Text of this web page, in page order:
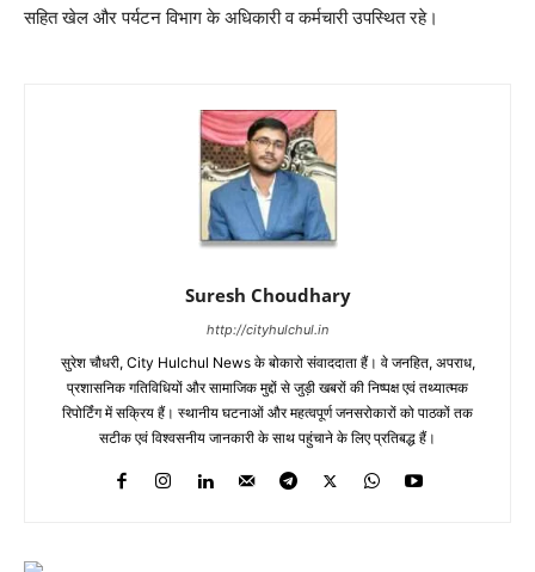
सहित खेल और पर्यटन विभाग के अधिकारी व कर्मचारी उपस्थित रहे।
Suresh Choudhary
http://cityhulchul.in
सुरेश चौधरी, City Hulchul News के बोकारो संवाददाता हैं। वे जनहित, अपराध,
प्रशासनिक गतिविधियों और सामाजिक मुद्दों से जुड़ी खबरों की निष्पक्ष एवं तथ्यात्मक
रिपोर्टिंग में सक्रिय हैं। स्थानीय घटनाओं और महत्वपूर्ण जनसरोकारों को पाठकों तक
सटीक एवं विश्वसनीय जानकारी के साथ पहुंचाने के लिए प्रतिबद्ध हैं।